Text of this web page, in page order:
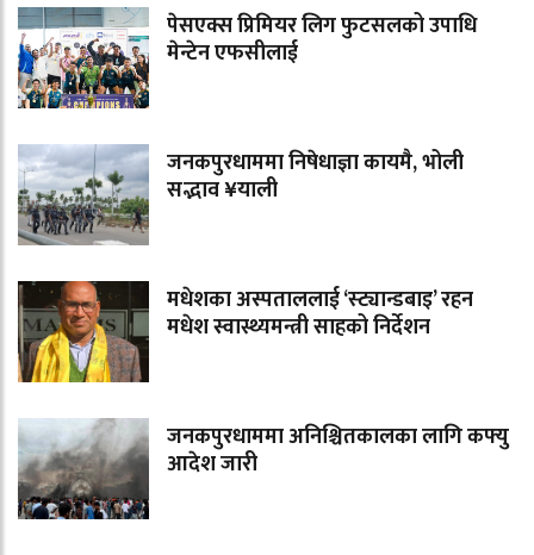
पेसएक्स प्रिमियर लिग फुटसलको उपाधि
मेन्टेन एफसीलाई
जनकपुरधाममा निषेधाज्ञा कायमै, भोली
सद्भाव ¥याली
मधेशका अस्पताललाई ‘स्ट्यान्डबाइ’ रहन
मधेश स्वास्थ्यमन्त्री साहको निर्देशन
जनकपुरधाममा अनिश्चितकालका लागि कफ्यु
आदेश जारी